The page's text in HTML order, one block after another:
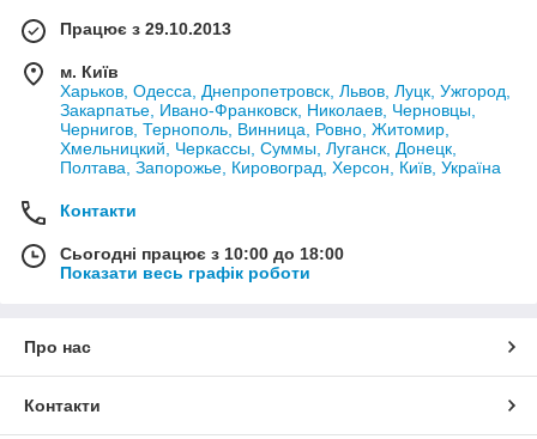
Працює з 29.10.2013
м. Київ
Харьков, Одесса, Днепропетровск, Львов, Луцк, Ужгород,
Закарпатье, Ивано-Франковск, Николаев, Черновцы,
Чернигов, Тернополь, Винница, Ровно, Житомир,
Хмельницкий, Черкассы, Суммы, Луганск, Донецк,
Полтава, Запорожье, Кировоград, Херсон, Київ, Україна
Контакти
Сьогодні працює з 10:00 до 18:00
Показати весь графік роботи
Про нас
Контакти